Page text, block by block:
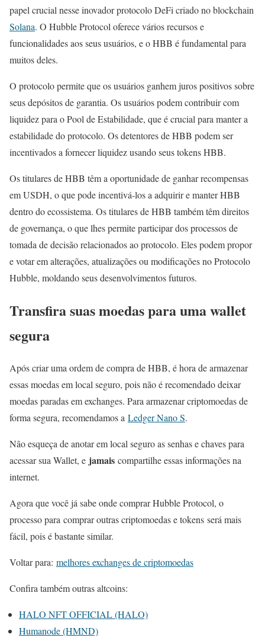
papel crucial nesse inovador protocolo DeFi criado no blockchain
Solana. O Hubble Protocol oferece vários recursos e
funcionalidades aos seus usuários, e o HBB é fundamental para
muitos deles.
O protocolo permite que os usuários ganhem juros positivos sobre
seus depósitos de garantia. Os usuários podem contribuir com
liquidez para o Pool de Estabilidade, que é crucial para manter a
estabilidade do protocolo. Os detentores de HBB podem ser
incentivados a fornecer liquidez usando seus tokens HBB.
Os titulares de HBB têm a oportunidade de ganhar recompensas
em USDH, o que pode incentivá-los a adquirir e manter HBB
dentro do ecossistema. Os titulares de HBB também têm direitos
de governança, o que lhes permite participar dos processos de
tomada de decisão relacionados ao protocolo. Eles podem propor
e votar em alterações, atualizações ou modificações no Protocolo
Hubble, moldando seus desenvolvimentos futuros.
Transfira suas moedas para uma wallet
segura
Após criar uma ordem de compra de HBB, é hora de armazenar
essas moedas em local seguro, pois não é recomendado deixar
moedas paradas em exchanges. Para armazenar criptomoedas de
forma segura, recomendamos a Ledger Nano S.
Não esqueça de anotar em local seguro as senhas e chaves para
acessar sua Wallet, e jamais compartilhe essas informações na
internet.
Agora que você já sabe onde comprar Hubble Protocol, o
processo para comprar outras criptomoedas e tokens será mais
fácil, pois é bastante similar.
Voltar para: melhores exchanges de criptomoedas
Confira também outras altcoins:
HALO NFT OFFICIAL (HALO)
Humanode (HMND)